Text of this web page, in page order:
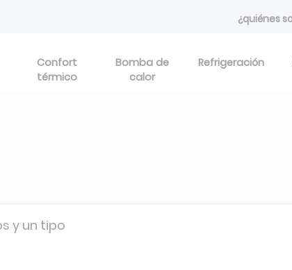
¿quiénes
Confort
térmico
Bomba de
calor
Refrigeración
y un tipo